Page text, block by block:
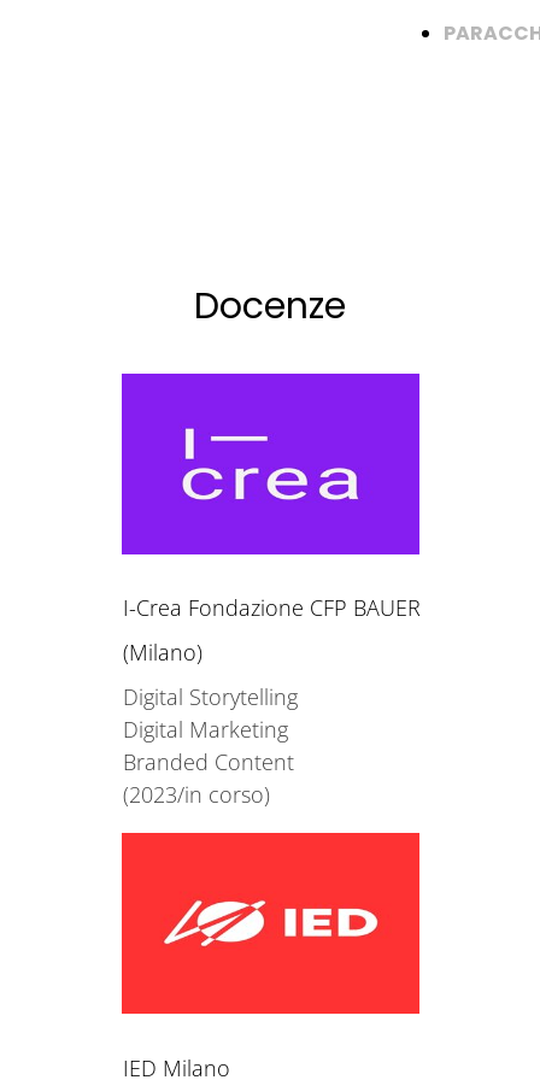
Docenze
I-Crea Fondazione CFP BAUER
(Milano)
Digital Storytelling
Digital Marketing
Branded Content
(2023/in corso)
IED Milano